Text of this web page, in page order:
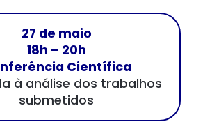
27 de maio
18h – 20h
Científica
à análise dos trabalhos
submetidos